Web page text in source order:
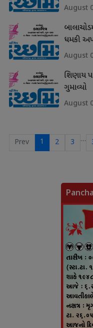
August
ધમકી
August
શિણાય
ગુમાવ્યો
August
Prev 1 2 3 …